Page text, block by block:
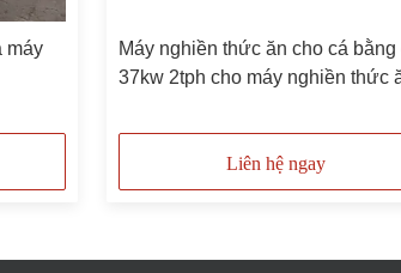
máy
Máy nghiền thức ăn cho cá bằng
37kw 2tph cho máy nghiền thức
Liên hệ ngay